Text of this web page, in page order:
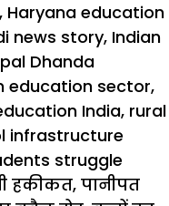
, Haryana education
news story, Indian
Dhanda
education sector,
India, rural
infrastructure
struggle
हकीकत, पानीपत